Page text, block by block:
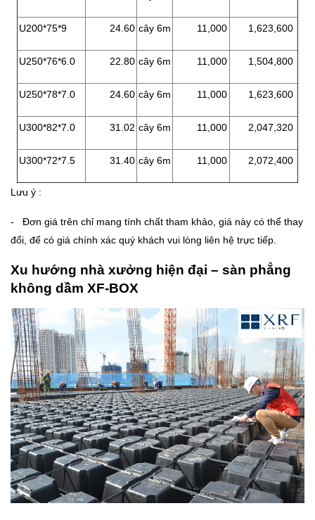
U200*75*9 24.60 cây 6m 11,000 1,623,600
U250*76*6.0 22.80 cây 6m 11,000 1,504,800
U250*78*7.0 24.60 cây 6m 11,000 1,623,600
U300*82*7.0 31.02 cây 6m 11,000 2,047,320
U300*72*7.5 31.40 cây 6m 11,000 2,072,400
Lưu ý :
- Đơn giá trên chỉ mang tính chất tham khảo, giá này có thể thay
đổi, để có giá chính xác quý khách vui lòng liên hệ trực tiếp.
Xu hướng nhà xưởng hiện đại – sàn phẳng
không dầm XF-BOX